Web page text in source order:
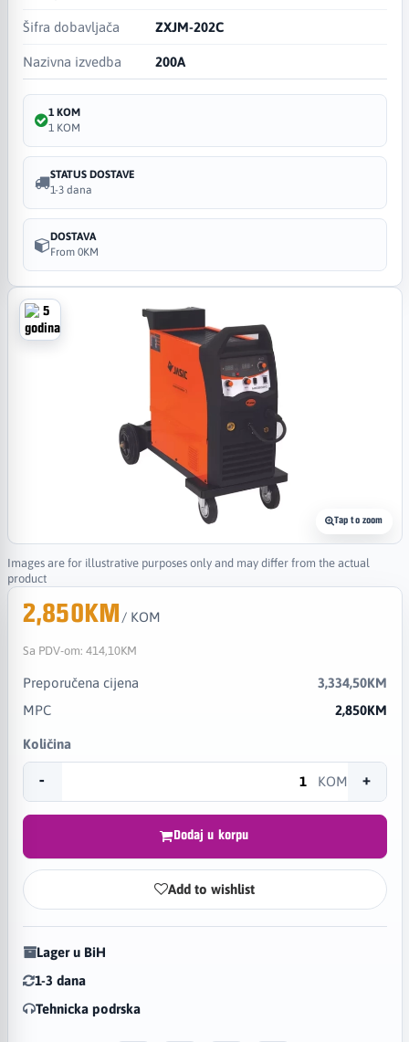
Tap to zoom
Images are for illustrative purposes only and may differ from the actual
product
Šifra dobavljača ZXJM-202C
Nazivna izvedba 200A
1 KOM
1 KOM
STATUS DOSTAVE
1-3 dana
DOSTAVA
From 0KM
2,850KM / KOM
Sa PDV-om: 414,10KM
Preporučena cijena
3,334,50KM
MPC
2,850KM
Količina
- KOM +
Dodaj u korpu
Add to wishlist
Lager u BiH
1-3 dana
Tehnicka podrska